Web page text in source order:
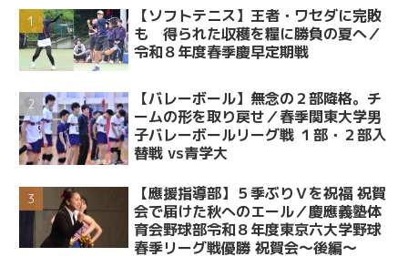
【ソフトテニス】王者・ワセダに完敗
も 得られた収穫を糧に勝負の夏へ／
令和８年度春季慶早定期戦
【バレーボール】無念の２部降格。チ
ームの形を取り戻せ／春季関東大学男
子バレーボールリーグ戦 １部・２部入
替戦 vs青学大
【應援指導部】５季ぶりＶを祝福 祝賀
会で届けた秋へのエール／慶應義塾体
育会野球部令和８年度東京六大学野球
春季リーグ戦優勝 祝賀会～後編～